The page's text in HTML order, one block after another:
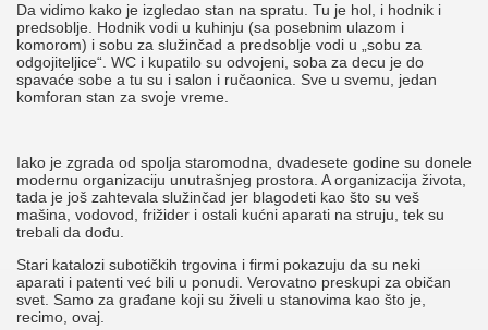
Da vidimo kako je izgledao stan na spratu. Tu je hol, i hodnik i
predsoblje. Hodnik vodi u kuhinju (sa posebnim ulazom i
komorom) i sobu za služinčad a predsoblje vodi u „sobu za
odgojiteljice“. WC i kupatilo su odvojeni, soba za decu je do
spavaće sobe a tu su i salon i ručaonica. Sve u svemu, jedan
komforan stan za svoje vreme.
Iako je zgrada od spolja staromodna, dvadesete godine su donele
modernu organizaciju unutrašnjeg prostora. A organizacija života,
tada je još zahtevala služinčad jer blagodeti kao što su veš
mašina, vodovod, frižider i ostali kućni aparati na struju, tek su
trebali da dođu.
Stari katalozi subotičkih trgovina i firmi pokazuju da su neki
aparati i patenti već bili u ponudi. Verovatno preskupi za običan
svet. Samo za građane koji su živeli u stanovima kao što je,
recimo, ovaj.